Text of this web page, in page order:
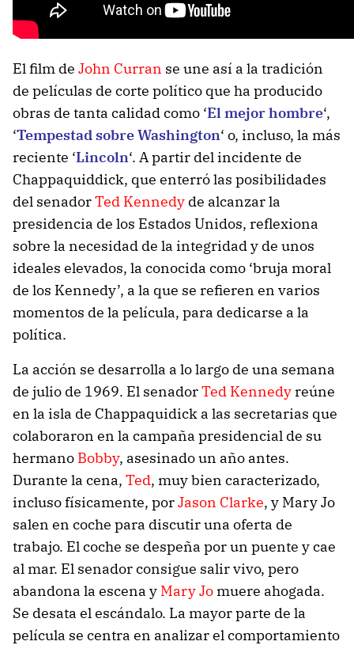
El film de John Curran se une así a la tradición
de películas de corte político que ha producido
obras de tanta calidad como ‘El mejor hombre‘,
‘Tempestad sobre Washington‘ o, incluso, la más
reciente ‘Lincoln‘. A partir del incidente de
Chappaquiddick, que enterró las posibilidades
del senadorTed Kennedy de alcanzar la
presidencia de los Estados Unidos, reflexiona
sobre la necesidad de la integridad y de unos
ideales elevados, la conocida como ‘bruja moral
de los Kennedy’, a la que se refieren en varios
momentos de la película, para dedicarse a la
política.
La acción se desarrolla a lo largo de una semana
de julio de 1969. El senadorTed Kennedyreúne
en la isla de Chappaquidick a las secretarias que
colaboraron en la campaña presidencial de su
hermano Bobby, asesinado un año antes.
Durante la cena, Ted, muy bien caracterizado,
incluso físicamente, porJason Clarke, y Mary Jo
salen en coche para discutir una oferta de
trabajo. El coche se despeña por un puente y cae
al mar. El senador consigue salir vivo, pero
abandona la escena y Mary Jomuere ahogada.
Se desata el escándalo. La mayor parte de la
película se centra en analizar el comportamiento